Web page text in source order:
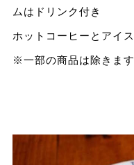
ムはドリンク付き
ホットコーヒーとアイ
※一部の商品は除きます